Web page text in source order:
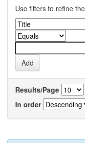
Use filters to refine
Results/Page
In order